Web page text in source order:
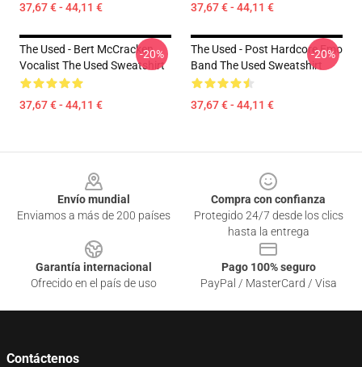
37,67 € - 44,11 € 37,67 € - 44,11 €
The Used - Bert McCracken
Vocalist The Used Sweatshirt
37,67 € - 44,11 €
-20%
The Used - Post Hardcore Emo
Band The Used Sweatshirt
37,67 € - 44,11 €
-20%
Envío mundial
Enviamos a más de 200 países
Compra con confianza
Protegido 24/7 desde los clics
hasta la entrega
Garantía internacional
Ofrecido en el país de uso
Pago 100% seguro
PayPal / MasterCard / Visa
Contáctenos